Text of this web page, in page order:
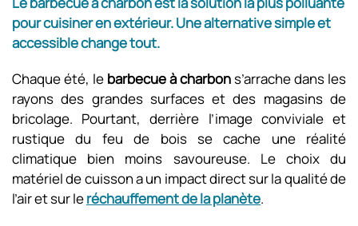
pour cuisiner en extérieur. Une alternative simple et
accessible change tout.
Chaque été, le barbecue à charbons’arrache dans les
rayons des grandes surfaces et des magasins de
bricolage. Pourtant, derrière l’image conviviale et
rustique du feu de bois se cache une réalité
climatique bien moins savoureuse. Le choix du
matériel de cuisson a un impact direct sur la qualité de
l’air et sur leréchauffement de la planète.